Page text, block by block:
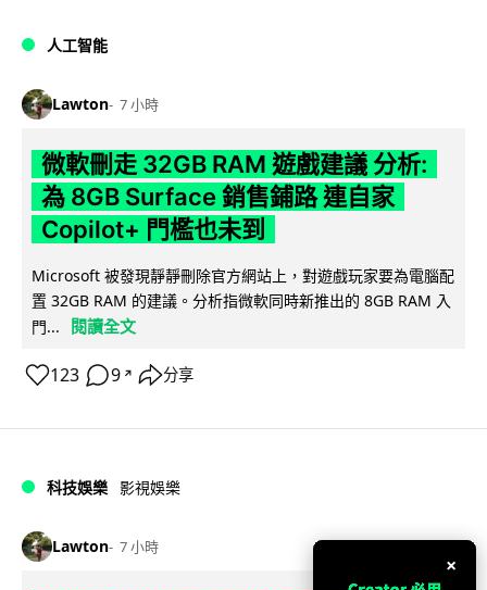
人工智能
Lawton 7 小時
微軟刪走 32GB RAM 遊戲建議 分析:
為 8GB Surface 銷售鋪路 連自家
Copilot+ 門檻也未到
Microsoft 被發現靜靜刪除官方網站上，對遊戲玩家要為電腦配
置 32GB RAM 的建議。分析指微軟同時新推出的 8GB RAM 入
門...
閱讀全文
123 9 ↗ 分享
科技娛樂 影視娛樂
Lawton 7 小時
×